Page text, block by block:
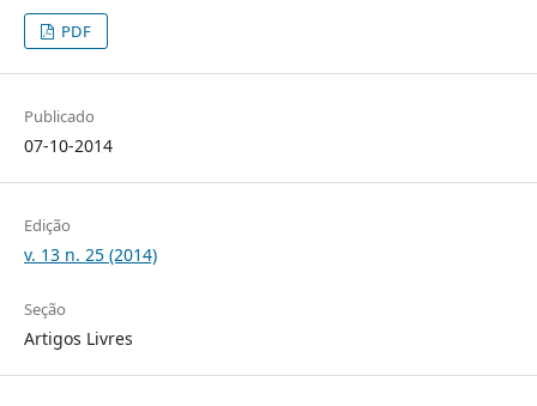
PDF
Publicado
07-10-2014
Edição
v. 13 n. 25 (2014)
Seção
Artigos Livres